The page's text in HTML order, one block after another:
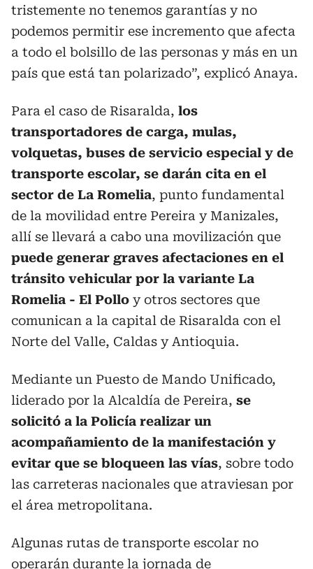
tristemente no tenemos garantías y no
podemos permitir ese incremento que afecta
a todo el bolsillo de las personas y más en un
país que está tan polarizado”, explicó Anaya.
Para el caso de Risaralda, los
transportadores de carga, mulas,
volquetas, buses de servicio especial y de
transporte escolar, se darán cita en el
sector de La Romelia, punto fundamental
de la movilidad entre Pereira y Manizales,
allí se llevará a cabo una movilización que
puede generar graves afectaciones en el
tránsito vehicular por la variante La
Romelia - El Pollo y otros sectores que
comunican a la capital de Risaralda con el
Norte del Valle, Caldas y Antioquia.
Mediante un Puesto de Mando Unificado,
liderado por la Alcaldía de Pereira, se
solicitó a la Policía realizar un
acompañamiento de la manifestación y
evitar que se bloqueen las vías, sobre todo
las carreteras nacionales que atraviesan por
el área metropolitana.
Algunas rutas de transporte escolar no
operarán durante la jornada de